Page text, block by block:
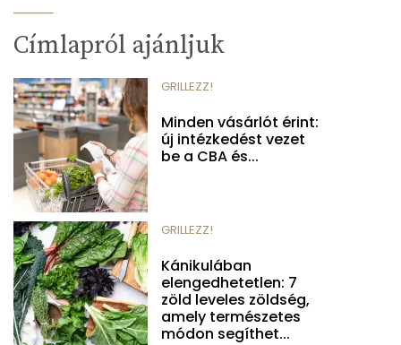
Címlapról ajánljuk
GRILLEZZ!
Minden vásárlót érint:
új intézkedést vezet
be a CBA és...
GRILLEZZ!
Kánikulában
elengedhetetlen: 7
zöld leveles zöldség,
amely természetes
módon segíthet...